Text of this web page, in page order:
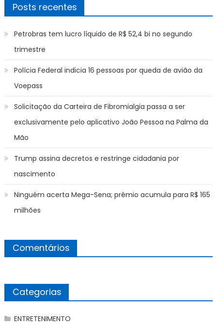
Posts recentes
Petrobras tem lucro líquido de R$ 52,4 bi no segundo
trimestre
Polícia Federal indicia 16 pessoas por queda de avião da
Voepass
Solicitação da Carteira de Fibromialgia passa a ser
exclusivamente pelo aplicativo João Pessoa na Palma da
Mão
Trump assina decretos e restringe cidadania por
nascimento
Ninguém acerta Mega-Sena; prêmio acumula para R$ 165
milhões
Comentários
Categorias
ENTRETENIMENTO